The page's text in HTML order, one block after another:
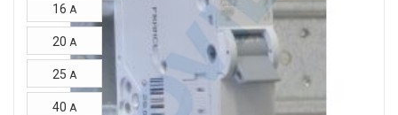
16 A
20 A
25 A
40 A